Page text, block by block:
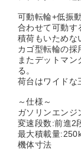
可動転輪+低振
合わせて可動す
積荷もいためな
カゴ型転輪の採
またデットマ
る。
荷台はワイドな
～仕様～
ガソリンエンジ
変速段数:前進2
最大積載量
機体寸法